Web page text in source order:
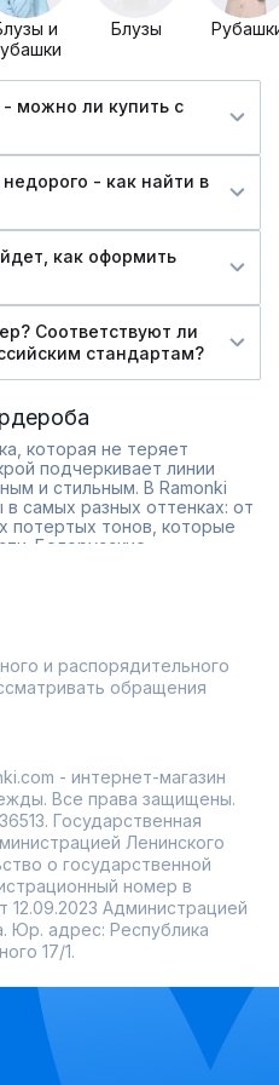
и
Блузы
можно ли купить c
- как найти в
как оформить
Соответствуют ли
стандартам?
которая не теряет
подчеркивает линии
и стильным. В Ramonki
самых разных оттенках: от
потертых тонов, которые
Белорусские
на комфорт – ткань с
от oversize-свитеров
– носите с ботильонами
большой выбор
каждая нашла свою пару.
быстро, а примерка перед
с выбором. Скидки и
в каталог прямо сейчас.
и стиль без лишних
гардероба на каждый день!
и распорядительного
обращения
- интернет-магазин
Все права защищены.
Государственная
Ленинского
о государственной
номер в
12.09.2023 Администрацией
Юр. адрес: Республика
17/1.